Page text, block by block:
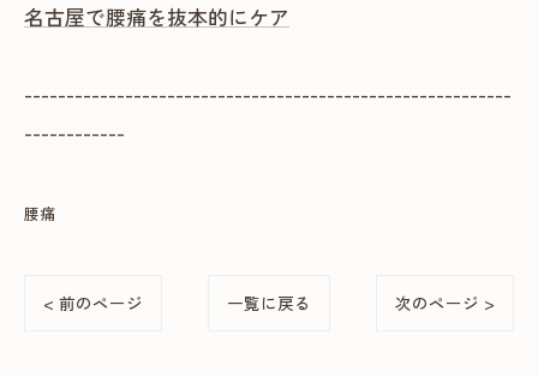
名古屋で腰痛を抜本的にケア
----------------------------------------------------------
------------
腰痛
< 前のページ 一覧に戻る 次のページ >